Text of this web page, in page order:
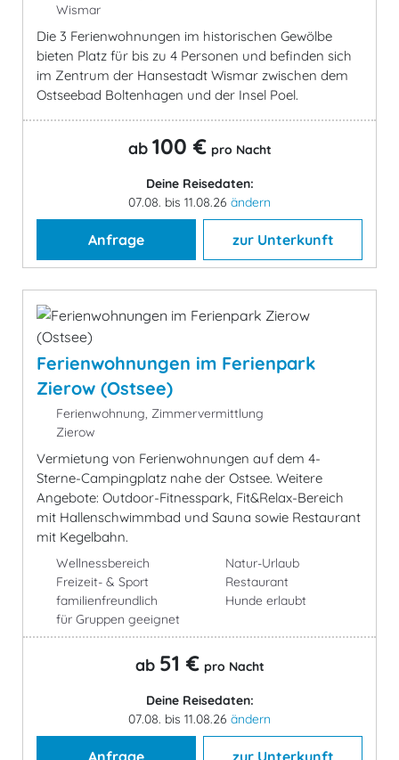
Wismar
Die 3 Ferienwohnungen im historischen Gewölbe
bieten Platz für bis zu 4 Personen und befinden sich
im Zentrum der Hansestadt Wismar zwischen dem
Ostseebad Boltenhagen und der Insel Poel.
ab 100 € pro Nacht
Deine Reisedaten:
07.08. bis 11.08.26 ändern
Anfrage zur Unterkunft
Ferienwohnungen im Ferienpark
Zierow (Ostsee)
Ferienwohnung, Zimmervermittlung
Zierow
Vermietung von Ferienwohnungen auf dem 4-
Sterne-Campingplatz nahe der Ostsee. Weitere
Angebote: Outdoor-Fitnesspark, Fit&Relax-Bereich
mit Hallenschwimmbad und Sauna sowie Restaurant
mit Kegelbahn.
Wellnessbereich
Freizeit- & Sport
familienfreundlich
für Gruppen geeignet
Natur-Urlaub
Restaurant
Hunde erlaubt
ab 51 € pro Nacht
Deine Reisedaten:
07.08. bis 11.08.26 ändern
Anfrage zur Unterkunft